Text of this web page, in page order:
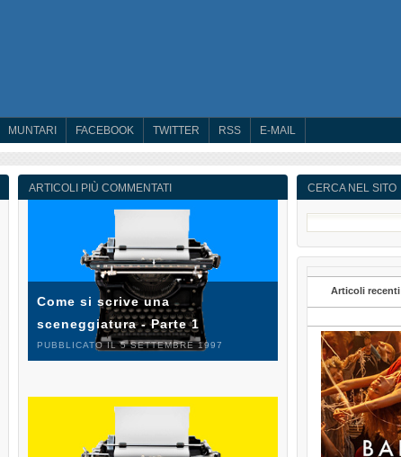
MUNTARI FACEBOOK TWITTER RSS E-MAIL
CERCA NEL SITO
Articoli recenti
ARTICOLI PIÙ COMMENTATI
Come si scrive una
sceneggiatura - Parte 1
PUBBLICATO IL 5 SETTEMBRE 1997